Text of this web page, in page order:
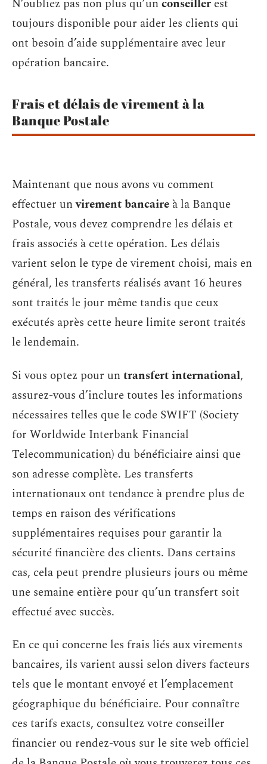
N’oubliez pas non plus qu’unconseiller est
toujours disponible pour aider les clients qui
ont besoin d’aide supplémentaire avec leur
opération bancaire.
Frais et délais de virement à la
Banque Postale
Maintenant que nous avons vu comment
effectuer unvirement bancaire à la Banque
Postale, vous devez comprendre les délais et
frais associés à cette opération. Les délais
varient selon le type de virement choisi, mais en
général, les transferts réalisés avant 16 heures
sont traités le jour même tandis que ceux
exécutés après cette heure limite seront traités
le lendemain.
Si vous optez pour untransfert international,
assurez-vous d’inclure toutes les informations
nécessaires telles que le code SWIFT (Society
for Worldwide Interbank Financial
Telecommunication) du bénéficiaire ainsi que
son adresse complète. Les transferts
internationaux ont tendance à prendre plus de
temps en raison des vérifications
supplémentaires requises pour garantir la
sécurité financière des clients. Dans certains
cas, cela peut prendre plusieurs jours ou même
une semaine entière pour qu’un transfert soit
effectué avec succès.
En ce qui concerne les frais liés aux virements
bancaires, ils varient aussi selon divers facteurs
tels que le montant envoyé et l’emplacement
géographique du bénéficiaire. Pour connaître
ces tarifs exacts, consultez votre conseiller
financier ou rendez-vous sur le site web officiel